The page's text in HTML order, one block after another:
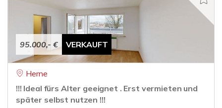
95.000,- € VERKAUFT
Herne
!!! Ideal fürs Alter geeignet . Erst vermieten und
später selbst nutzen !!!